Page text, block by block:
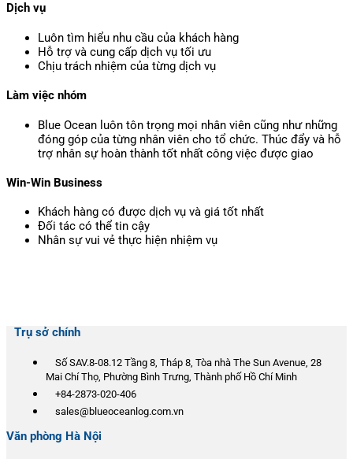
Dịch vụ
Luôn tìm hiểu nhu cầu của khách hàng
Hỗ trợ và cung cấp dịch vụ tối ưu
Chịu trách nhiệm của từng dịch vụ
Làm việc nhóm
Blue Ocean luôn tôn trọng mọi nhân viên cũng như những
đóng góp của từng nhân viên cho tổ chức. Thúc đẩy và hỗ
trợ nhân sự hoàn thành tốt nhất công việc được giao
Win-Win Business
Khách hàng có được dịch vụ và giá tốt nhất
Đối tác có thể tin cậy
Nhân sự vui vẻ thực hiện nhiệm vụ
Trụ sở chính
Số SAV.8-08.12 Tầng 8, Tháp 8, Tòa nhà The Sun Avenue, 28
Mai Chí Thọ, Phường Bình Trưng, Thành phố Hồ Chí Minh
+84-2873-020-406
sales@blueoceanlog.com.vn
Văn phòng Hà Nội